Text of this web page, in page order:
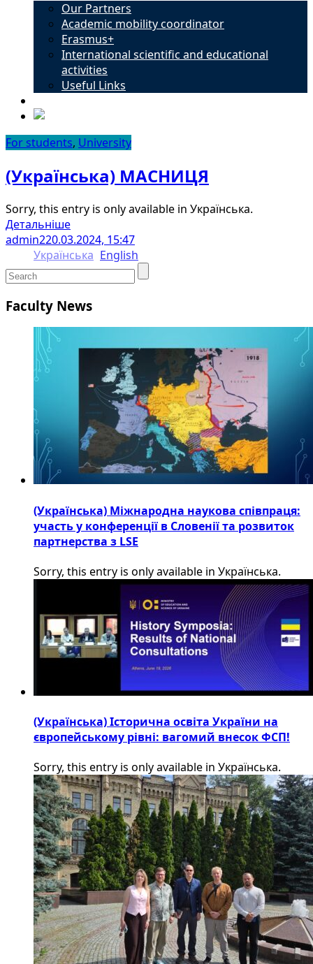
Our Partners
Academic mobility coordinator
Erasmus+
International scientific and educational
activities
Useful Links
For students, University
(Українська) МАСНИЦЯ
Sorry, this entry is only available in Українська.
Детальніше
admin220.03.2024, 15:47
Українська English
Faculty News
(Українська) Міжнародна наукова співпраця:
участь у конференції в Словенії та розвиток
партнерства з LSE
Sorry, this entry is only available in Українська.
(Українська) Історична освіта України на
європейському рівні: вагомий внесок ФСП!
Sorry, this entry is only available in Українська.